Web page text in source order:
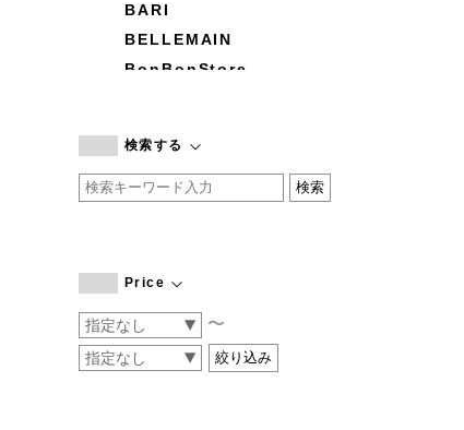
BARI
BELLEMAIN
BonBonStore
by basics
CATWORTH
COGTHEBIGSMOKE
CONVERSE
DEAN & DELUCA
検索する
Price
〜